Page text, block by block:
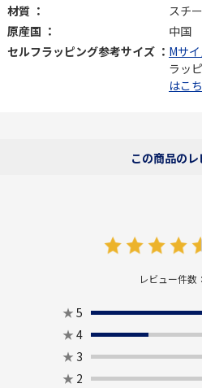
材質 ：
スチ
原産国 ：
中国
セルフラッピング参考サイズ ： Mサ
ラッ
はこ
この商品の
レビュー件数
★ 5
★ 4
★ 3
★ 2